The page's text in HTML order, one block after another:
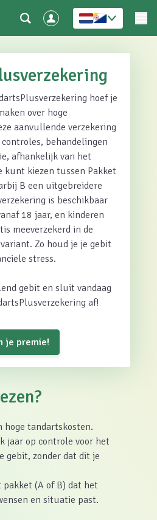
hoef je
over hoge
aanvullende verzekering
behandelingen
afhankelijk van het
kunt kiezen tussen Pakket
B een uitgebreidere
is beschikbaar
18 jaar, en kinderen
meeverzekerd in de
Zo houd je je gebit
stress.
gebit en sluit vandaag
af!
je premie!
hoge tandartskosten.
jaar op controle voor het
gebit, zonder dat dit je
(A of B) dat het
en situatie past.